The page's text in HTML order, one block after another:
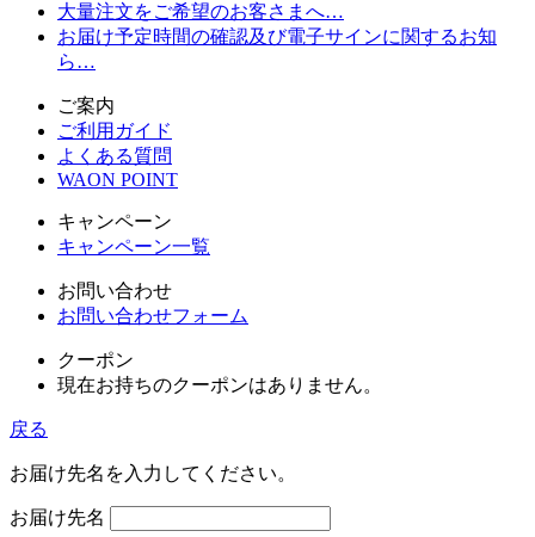
大量注文をご希望のお客さまへ…
お届け予定時間の確認及び電子サインに関するお知
ら…
ご案内
ご利用ガイド
よくある質問
WAON POINT
キャンペーン
キャンペーン一覧
お問い合わせ
お問い合わせフォーム
クーポン
現在お持ちのクーポンはありません。
戻る
お届け先名を入力してください。
お届け先名